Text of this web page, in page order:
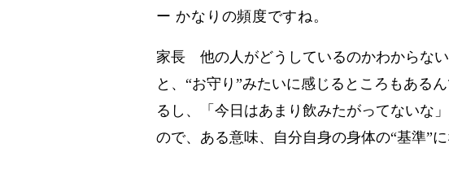
ー かなりの頻度ですね。
家長 他の人がどうしているのかわからな
と、“お守り”みたいに感じるところもある
るし、「今日はあまり飲みたがってないな
ので、ある意味、自分自身の身体の“基準”